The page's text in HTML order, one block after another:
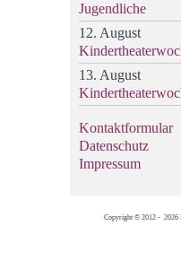
Jugendliche
12. August
13. August
Kontaktformular
Datenschutz
Impressum
Copyright © 2012 - 2026